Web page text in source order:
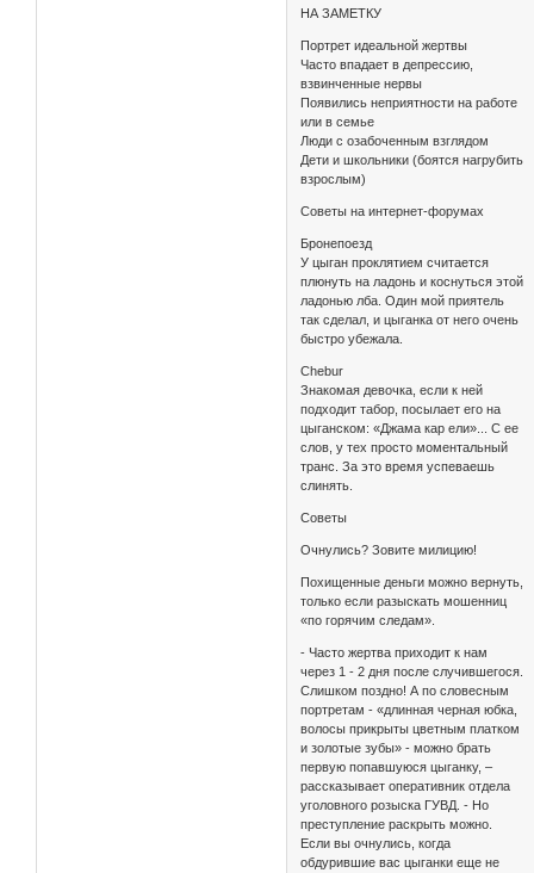
НА ЗАМЕТКУ
Портрет идеальной жертвы
Часто впадает в депрессию,
взвинченные нервы
Появились неприятности на работе
или в семье
Люди с озабоченным взглядом
Дети и школьники (боятся нагрубить
взрослым)
Советы на интернет-форумах
Бронепоезд
У цыган проклятием считается
плюнуть на ладонь и коснуться этой
ладонью лба. Один мой приятель
так сделал, и цыганка от него очень
быстро убежала.
Chebur
Знакомая девочка, если к ней
подходит табор, посылает его на
цыганском: «Джама кар ели»... С ее
слов, у тех просто моментальный
транс. За это время успеваешь
слинять.
Советы
Очнулись? Зовите милицию!
Похищенные деньги можно вернуть,
только если разыскать мошенниц
«по горячим следам».
- Часто жертва приходит к нам
через 1 - 2 дня после случившегося.
Слишком поздно! А по словесным
портретам - «длинная черная юбка,
волосы прикрыты цветным платком
и золотые зубы» - можно брать
первую попавшуюся цыганку, –
рассказывает оперативник отдела
уголовного розыска ГУВД. - Но
преступление раскрыть можно.
Если вы очнулись, когда
обдурившие вас цыганки еще не